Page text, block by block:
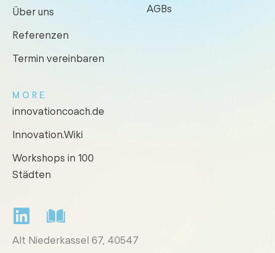
Über uns
Referenzen
Termin vereinbaren
AGBs
MORE
innovationcoach.de
Innovation.Wiki
Workshops in 100
Städten
Alt Niederkassel 67, 40547